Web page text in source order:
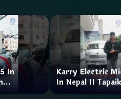
In
Karry Electric
In Nepal II
II Jankari Kendra